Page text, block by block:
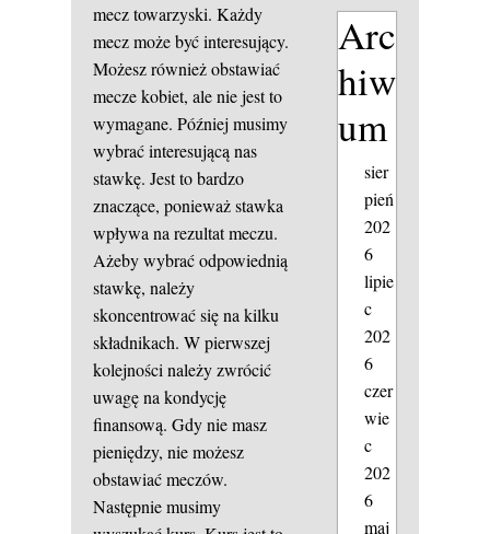
mecz towarzyski. Każdy
mecz może być interesujący.
Możesz również obstawiać
mecze kobiet, ale nie jest to
wymagane. Później musimy
wybrać interesującą nas
stawkę. Jest to bardzo
znaczące, ponieważ stawka
wpływa na rezultat meczu.
Ażeby wybrać odpowiednią
stawkę, należy
skoncentrować się na kilku
składnikach. W pierwszej
kolejności należy zwrócić
uwagę na kondycję
finansową. Gdy nie masz
pieniędzy, nie możesz
obstawiać meczów.
Następnie musimy
Arc
hiw
um
sier
pień
202
6
lipie
c
202
6
czer
wie
c
202
6
maj